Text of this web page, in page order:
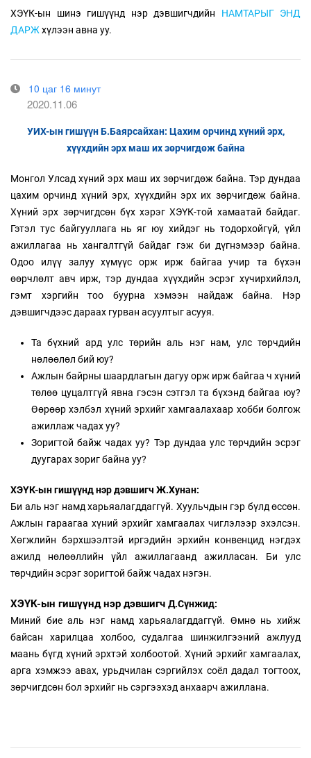
ХЭҮК-ын шинэ гишүүнд нэр дэвшигчдийн НАМТАРЫГ ЭНД
ДАРЖ хүлээн авна уу.
10 цаг 16 минут
2020.11.06
УИХ-ын гишүүн Б.Баярсайхан: Цахим орчинд хүний эрх,
хүүхдийн эрх маш их зөрчигдөж байна
Монгол Улсад хүний эрх маш их зөрчигдөж байна. Тэр дундаа
цахим орчинд хүний эрх, хүүхдийн эрх их зөрчигдөж байна.
Хүний эрх зөрчигдсөн бүх хэрэг ХЭҮК-той хамаатай байдаг.
Гэтэл тус байгууллага нь яг юу хийдэг нь тодорхойгүй, үйл
ажиллагаа нь хангалтгүй байдаг гэж би дүгнэмээр байна.
Одоо илүү залуу хүмүүс орж ирж байгаа учир та бүхэн
өөрчлөлт авч ирж, тэр дундаа хүүхдийн эсрэг хүчирхийлэл,
гэмт хэргийн тоо буурна хэмээн найдаж байна. Нэр
дэвшигчдээс дараах гурван асуултыг асууя.
Та бүхний ард улс төрийн аль нэг нам, улс төрчдийн
нөлөөлөл бий юу?
Ажлын байрны шаардлагын дагуу орж ирж байгаа ч хүний
төлөө цуцалтгүй явна гэсэн сэтгэл та бүхэнд байгаа юу?
Өөрөөр хэлбэл хүний эрхийг хамгаалахаар хобби болгож
ажиллаж чадах уу?
Зоригтой байж чадах уу? Тэр дундаа улс төрчдийн эсрэг
дуугарах зориг байна уу?
ХЭҮК-ын гишүүнд нэр дэвшигч Ж.Хунан:
Би аль нэг намд харьяалагддаггүй. Хуульчдын гэр бүлд өссөн.
Ажлын гараагаа хүний эрхийг хамгаалах чиглэлээр эхэлсэн.
Хөгжлийн бэрхшээлтэй иргэдийн эрхийн конвенцид нэгдэх
ажилд нөлөөллийн үйл ажиллагаанд ажилласан. Би улс
төрчдийн эсрэг зоригтой байж чадах нэгэн.
ХЭҮК-ын гишүүнд нэр дэвшигч Д.Сүнжид:
Миний бие аль нэг намд харьяалагддаггүй. Өмнө нь хийж
байсан харилцаа холбоо, судалгаа шинжилгээний ажлууд
маань бүгд хүний эрхтэй холбоотой. Хүний эрхийг хамгаалах,
арга хэмжээ авах, урьдчилан сэргийлэх соёл дадал тогтоох,
зөрчигдсөн бол эрхийг нь сэргээхэд анхаарч ажиллана.